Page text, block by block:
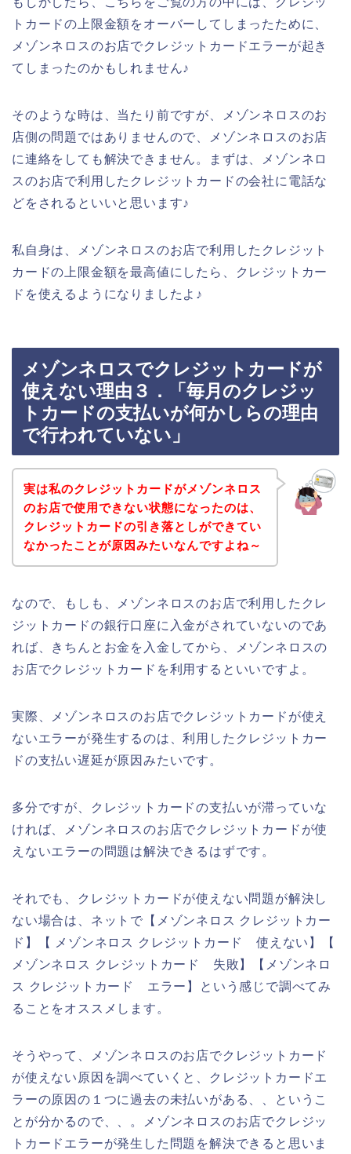
トカードの上限金額をオーバーしてしまったために、
メゾンネロスのお店でクレジットカードエラーが起き
てしまったのかもしれません♪
そのような時は、当たり前ですが、メゾンネロスのお
店側の問題ではありませんので、メゾンネロスのお店
に連絡をしても解決できません。まずは、メゾンネロ
スのお店で利用したクレジットカードの会社に電話な
どをされるといいと思います♪
私自身は、メゾンネロスのお店で利用したクレジット
カードの上限金額を最高値にしたら、クレジットカー
ドを使えるようになりましたよ♪
メゾンネロスでクレジットカードが
使えない理由３．「毎月のクレジッ
トカードの支払いが何かしらの理由
で行われていない」
実は私のクレジットカードがメゾンネロス
のお店で使用できない状態になったのは、
クレジットカードの引き落としができてい
なかったことが原因みたいなんですよね～
なので、もしも、メゾンネロスのお店で利用したクレ
ジットカードの銀行口座に入金がされていないのであ
れば、きちんとお金を入金してから、メゾンネロスの
お店でクレジットカードを利用するといいですよ。
実際、メゾンネロスのお店でクレジットカードが使え
ないエラーが発生するのは、利用したクレジットカー
ドの支払い遅延が原因みたいです。
多分ですが、クレジットカードの支払いが滞っていな
ければ、メゾンネロスのお店でクレジットカードが使
えないエラーの問題は解決できるはずです。
それでも、クレジットカードが使えない問題が解決し
ない場合は、ネットで【メゾンネロス クレジットカー
ド】【 メゾンネロス クレジットカード 使えない】【
メゾンネロス クレジットカード 失敗】【メゾンネロ
ス クレジットカード エラー】という感じで調べてみ
ることをオススメします。
そうやって、メゾンネロスのお店でクレジットカード
が使えない原因を調べていくと、クレジットカードエ
ラーの原因の１つに過去の未払いがある、、というこ
とが分かるので、、。メゾンネロスのお店でクレジッ
トカードエラーが発生した問題を解決できると思いま